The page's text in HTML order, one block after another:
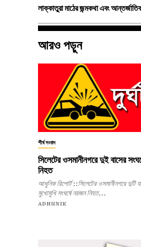
লাক্কাতুরা মাঠের জন্মকথা এবং
আরও পড়ুন
শীর্ষ সংবাদ
সিলেটের ওসমানীনগরে দুই বাসের
নিহত
আধুনিক রিপোর্ট ::সিলেটের ওসমানীনগরে দুটি
মুখোমুখি সংঘর্ষে নয়জন নিহত...
ADHUNIK